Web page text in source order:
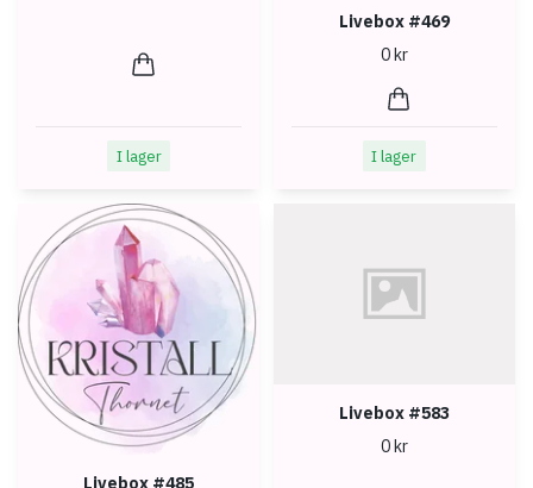
I lager
Livebox #469
0 kr
I lager
Livebox #485
Livebox #583
0 kr